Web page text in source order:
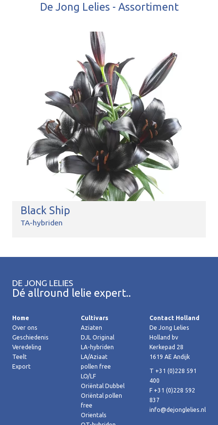
De Jong Lelies - Assortiment
Black Ship
TA-hybriden
DE JONG LELIES
Dé allround lelie expert..
Home
Over ons
Geschiedenis
Veredeling
Teelt
Export
Cultivars
Aziaten
DJL Original
LA-hybriden
LA/Aziaat
pollen free
LO/LF
Oriëntal Dubbel
Oriëntal pollen
free
Orientals
Contact Holland
De Jong Lelies
Holland bv
Kerkepad 28
1619 AE Andijk
T +31 (0)228 591
400
F +31 (0)228 592
837
info@dejonglelies.nl